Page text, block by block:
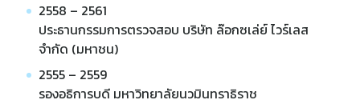
2558 – 2561
ประธานกรรมการตรวจสอบ บริษัท ล๊อกซเล่ย์ ไวร์เลส
จำกัด (มหาชน)
2555 – 2559
รองอธิการบดี มหาวิทยาลัยนวมินทราธิราช